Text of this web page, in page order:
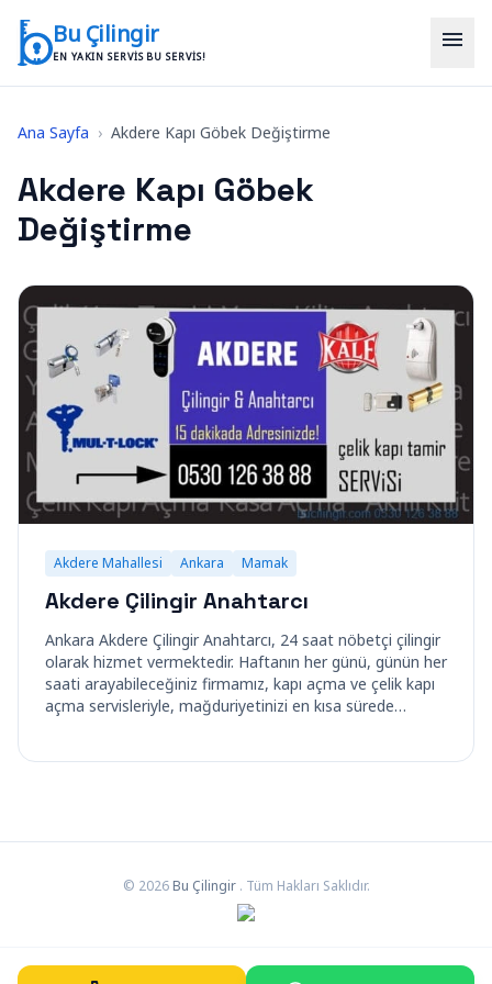
Bu Çilingir
EN YAKIN SERVIS BU SERVIS!
menu
Ana Sayfa › Akdere Kapı Göbek Değiştirme
Akdere Kapı Göbek
Değiştirme
Akdere Mahallesi Ankara Mamak
Akdere Çilingir Anahtarcı
Ankara Akdere Çilingir Anahtarcı, 24 saat nöbetçi çilingir
olarak hizmet vermektedir. Haftanın her günü, günün her
saati arayabileceğiniz firmamız, kapı açma ve çelik kapı
açma servisleriyle, mağduriyetinizi en kısa sürede…
© 2026 Bu Çilingir . Tüm Hakları Saklıdır.